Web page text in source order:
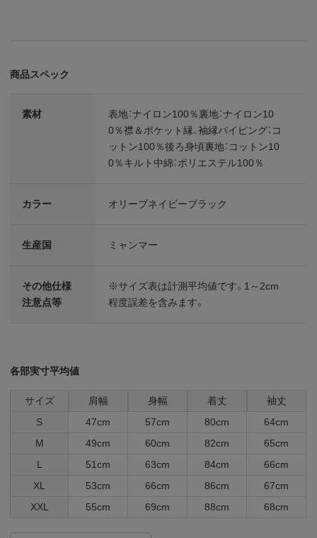
商品スペック
素材
表地：ナイロン100％裏地：ナイロン10
0％襟＆ポケット縁、袖縁パイピング：コ
ットン100％後ろ身頃裏地：コットン10
0％キルト中綿：ポリエステル100％
カラー オリーブネイビーブラック
生産国 ミャンマー
その他仕様
注意点等
※サイズ表は計測平均値です。1～2cm
程度誤差を含みます。
各部実寸平均値
サイズ 肩幅 身幅 着丈
袖丈
S
47cm 57cm 80cm
64cm
M
49cm 60cm 82cm
65cm
L
51cm 63cm 84cm
66cm
XL
53cm 66cm 86cm
67cm
XXL
55cm 69cm 88cm 68cm